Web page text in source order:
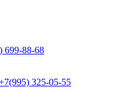
699-88-68
325-05-55